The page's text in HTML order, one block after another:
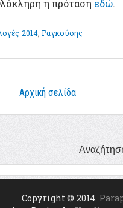
η πρόταση εδώ.
2014 ,Ραγκούσης
Αρχική σελίδα
Copyright © 2014.